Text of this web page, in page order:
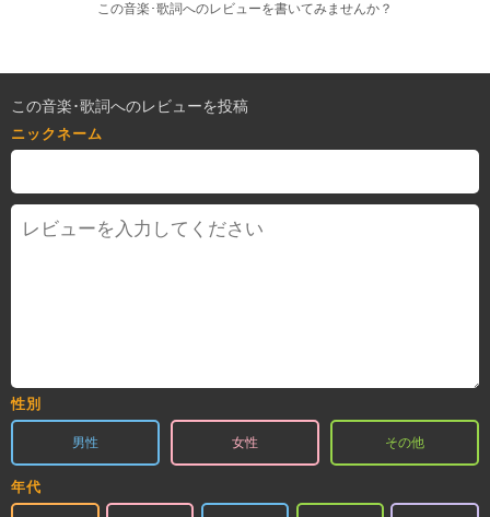
この音楽･歌詞へのレビューを書いてみませんか？
この音楽･歌詞へのレビューを投稿
ニックネーム
性別
男性 女性 その他
年代